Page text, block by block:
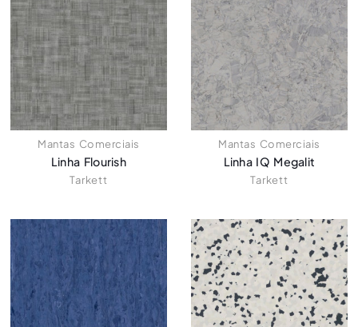
Mantas Comerciais
Linha Flourish
Tarkett
Mantas Comerciais
Linha IQ Megalit
Tarkett